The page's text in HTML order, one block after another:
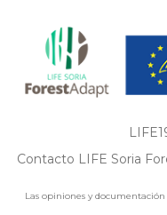
Contacto LIFE Soria
Las opiniones y